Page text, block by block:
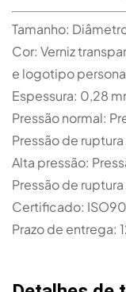
Tamanho:
Cor: Verniz
e logotipo
Espessura: 0,28
Pressão normal:
Pressão de ruptura
Alta pressão:
Pressão de
Certificado:
Prazo de entrega: